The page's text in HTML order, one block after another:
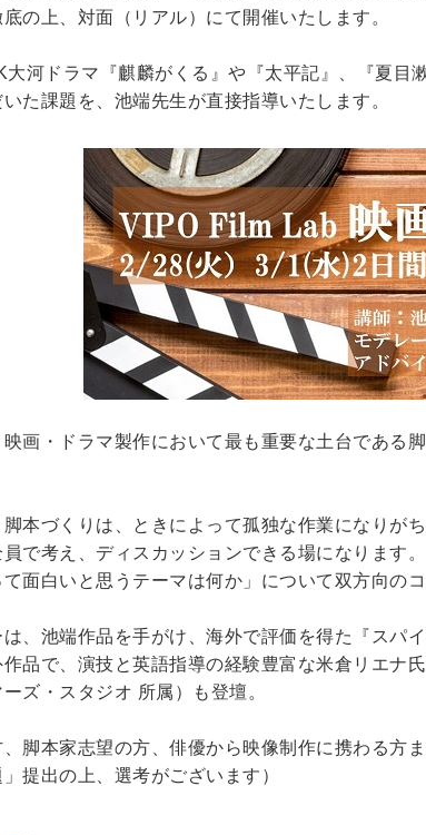
の上、対面（リアル）にて開催いたします。
河ドラマ『麒麟がくる』や『太平記』、『夏目
た課題を、池端先生が直接指導いたします。
画・ドラマ製作において最も重要な土台である
本づくりは、ときによって孤独な作業になりが
で考え、ディスカッションできる場になります
面白いと思うテーマは何か」について双方向の
、池端作品を手がけ、海外で評価を得た『スパ
品で、演技と英語指導の経験豊富な米倉リエナ
ズ・スタジオ 所属）も登壇。
脚本家志望の方、俳優から映像制作に携わる方
」提出の上、選考がございます）